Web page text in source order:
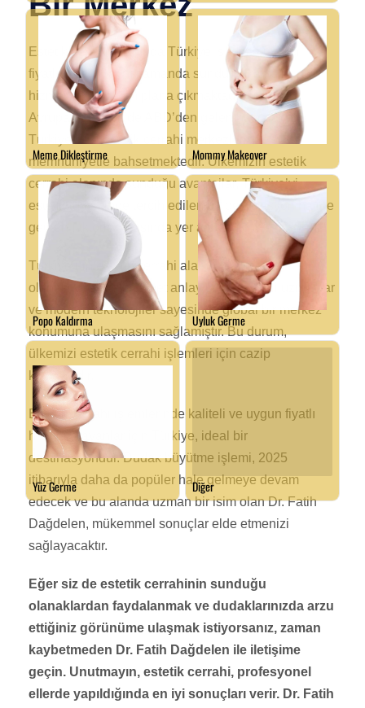
Estetik cerrahi alanında Türkiye, sadece uygun
fiyatları değil, aynı zamanda sunduğu kaliteli
hizmetleri ile de ön plana çıkmaktadır. Hem
Avrupa’dan hem de ABD’den gelen hastalar,
Türkiye’deki estetik cerrahi merkezlerinden
memnuniyetle bahsetmektedir. Ülkemizin estetik
cerrahi alanında sunduğu avantajlar, Türkiye’yi
estetik turizminde tercih edilen bir destinasyon haline
getiren faktörler arasında yer almaktadır.
Türkiye’nin estetik cerrahi alanında sunduğu
olanaklar, kaliteli hizmet anlayışı, deneyimli uzmanlar
ve modern teknolojiler sayesinde global bir merkez
konumuna ulaşmasını sağlamıştır. Bu durum,
ülkemizi estetik cerrahi işlemleri için cazip
kılmaktadır.
Estetik cerrahi işlemlerinde kaliteli ve uygun fiyatlı
hizmet arayanlar için Türkiye, ideal bir
destinasyondur. Dudak büyütme işlemi, 2025
itibarıyla daha da popüler hale gelmeye devam
edecek ve bu alanda uzman bir isim olan Dr. Fatih
Dağdelen, mükemmel sonuçlar elde etmenizi
sağlayacaktır.
Eğer siz de estetik cerrahinin sunduğu
olanaklardan faydalanmak ve dudaklarınızda arzu
ettiğiniz görünüme ulaşmak istiyorsanız, zaman
kaybetmeden Dr. Fatih Dağdelen ile iletişime
geçin. Unutmayın, estetik cerrahi, profesyonel
ellerde yapıldığında en iyi sonuçları verir. Dr. Fatih